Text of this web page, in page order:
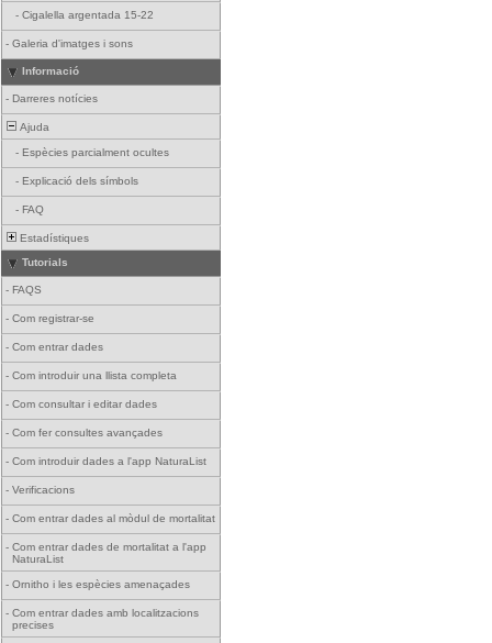
- Cigalella argentada 15-22
- Galeria d'imatges i sons
Informació
- Darreres notícies
Ajuda
- Espècies parcialment ocultes
- Explicació dels símbols
- FAQ
Estadístiques
Tutorials
- FAQS
- Com registrar-se
- Com entrar dades
- Com introduir una llista completa
- Com consultar i editar dades
- Com fer consultes avançades
- Com introduir dades a l'app NaturaList
- Verificacions
- Com entrar dades al mòdul de mortalitat
- Com entrar dades de mortalitat a l'app
NaturaList
- Ornitho i les espècies amenaçades
- Com entrar dades amb localitzacions
precises